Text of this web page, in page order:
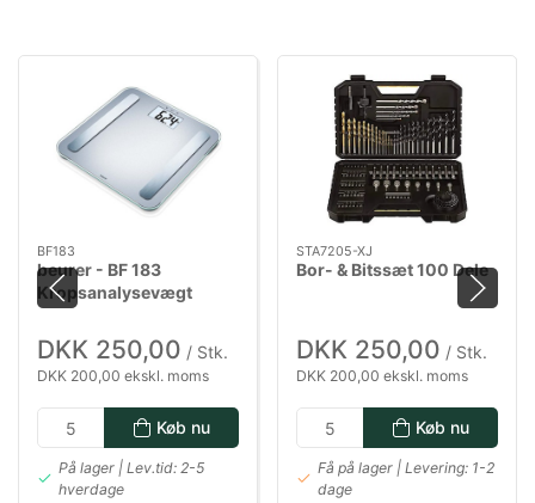
BF183
beurer - BF 183
Kropsanalysevægt
DKK 250,00 / Stk.
DKK 200,00 ekskl. moms
Køb nu
På lager | Lev.tid: 2-5
hverdage
STA7205-XJ
Bor- & Bitssæt 100 Dele
DKK 250,00 / Stk.
DKK 200,00 ekskl. moms
Køb nu
Få på lager | Levering: 1-2
dage